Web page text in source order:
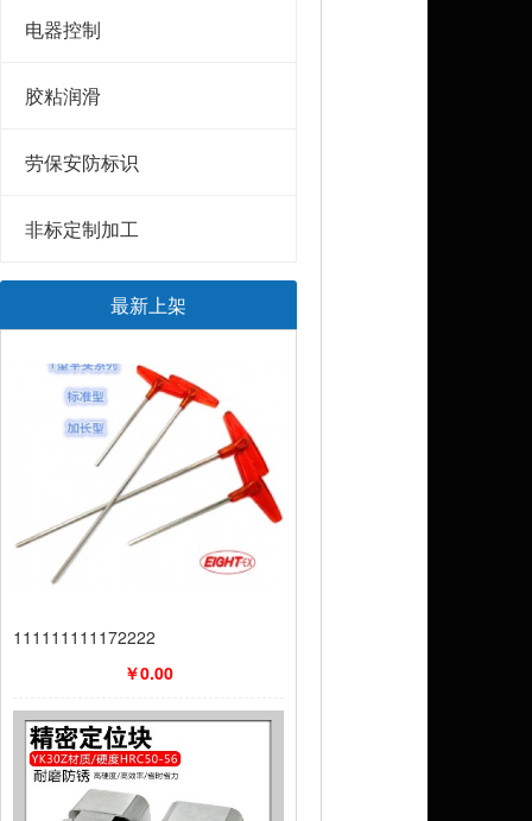
电器控制
胶粘润滑
劳保安防标识
非标定制加工
最新上架
111111111172222
￥0.00